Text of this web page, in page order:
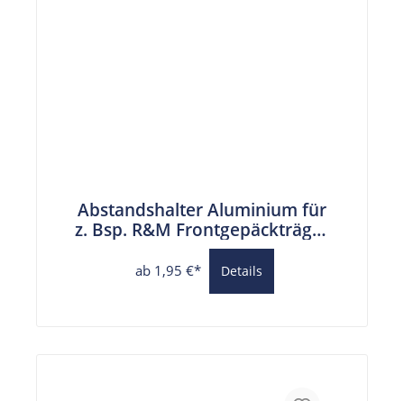
Abstandshalter Aluminium für
z. Bsp. R&M Frontgepäckträger
6,2 mm Bohrung
ab 1,95 €* Details